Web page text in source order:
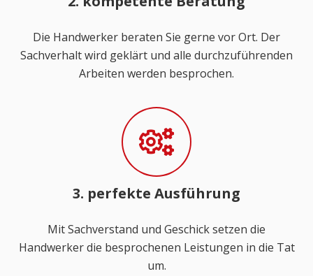
Die Handwerker beraten Sie gerne vor Ort. Der
Sachverhalt wird geklärt und alle durchzuführenden
Arbeiten werden besprochen.
3. perfekte Ausführung
Mit Sachverstand und Geschick setzen die
Handwerker die besprochenen Leistungen in die Tat
um.